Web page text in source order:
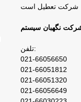
نگهبان سیستم
تلفن:
021-66056650
021-66051812
021-66051320
021-66056649